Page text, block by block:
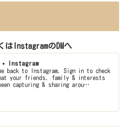
InstagramのDMへ
• Instagram
back to Instagram. Sign in to check
your friends, family & interests
capturing & sharing arou…